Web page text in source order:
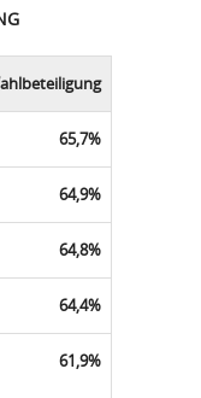
65,7%
64,9%
64,8%
64,4%
61,9%